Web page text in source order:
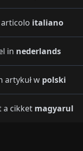
italiano
in nederlands
artykuł w polski
a cikket magyarul